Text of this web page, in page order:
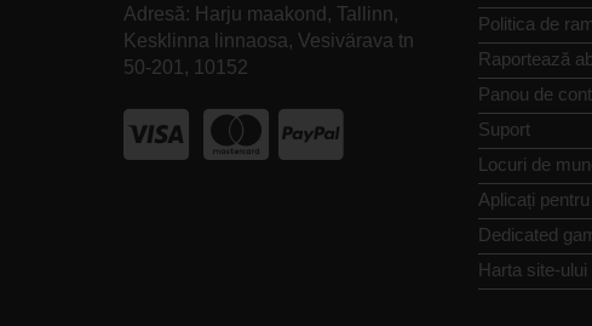
Adresă: Harju maakond, Tallinn,
Kesklinna linnaosa, Vesivärava tn
50-201, 10152
Politica de
Raportează
Panou de
Suport
Locuri de
Aplicați
Dedicated
Harta site-ului